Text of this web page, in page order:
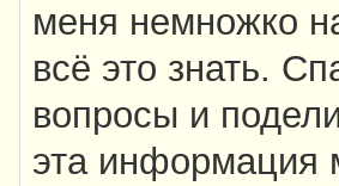
меня немножко
всё это знать.
вопросы и
эта информация